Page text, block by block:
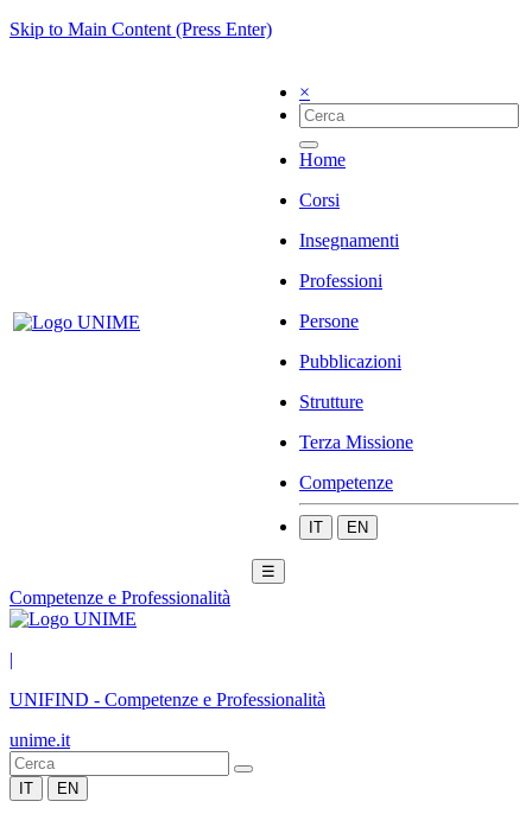
Skip to Main Content (Press Enter)
×
Home
Corsi
Insegnamenti
Professioni
Persone
Pubblicazioni
Strutture
Terza Missione
Competenze
IT EN
☰
Competenze e Professionalità
|
UNIFIND - Competenze e Professionalità
unime.it
IT EN